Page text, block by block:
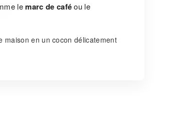
lemarc de caféou le
maison en un cocon délicatement